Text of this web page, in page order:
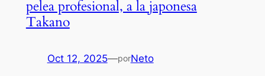
pelea profesional, a la japonesa
Takano
Oct 12, 2025—porNeto